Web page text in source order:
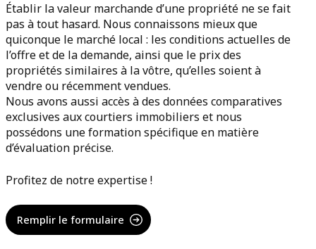
Établir la valeur marchande d’une propriété ne se fait
pas à tout hasard. Nous connaissons mieux que
quiconque le marché local : les conditions actuelles de
l’offre et de la demande, ainsi que le prix des
propriétés similaires à la vôtre, qu’elles soient à
vendre ou récemment vendues.
Nous avons aussi accès à des données comparatives
exclusives aux courtiers immobiliers et nous
possédons une formation spécifique en matière
d’évaluation précise.
Profitez de notre expertise !
Remplir le formulaire